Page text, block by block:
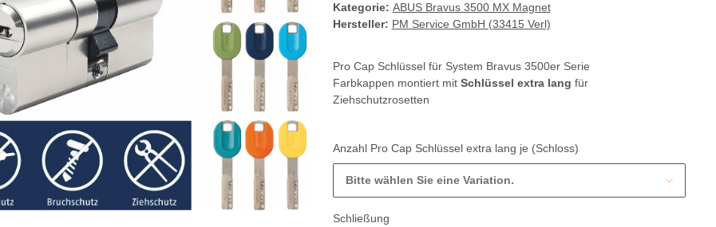
Kategorie: ABUS Bravus 3500 MX Magnet
Hersteller: PM Service GmbH (33415 Verl)
Pro Cap Schlüssel für System Bravus 3500er Serie
Farbkappen montiert mit Schlüssel extra lang für
Ziehschutzrosetten
Anzahl Pro Cap Schlüssel extra lang je (Schloss)
Bitte wählen Sie eine Variation.
Schließung